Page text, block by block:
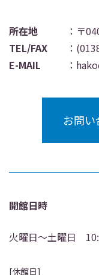
所在地
：〒
TEL/FAX
：
E-MAIL
：
お問
開館日時
火曜日～土曜日
[休館日]